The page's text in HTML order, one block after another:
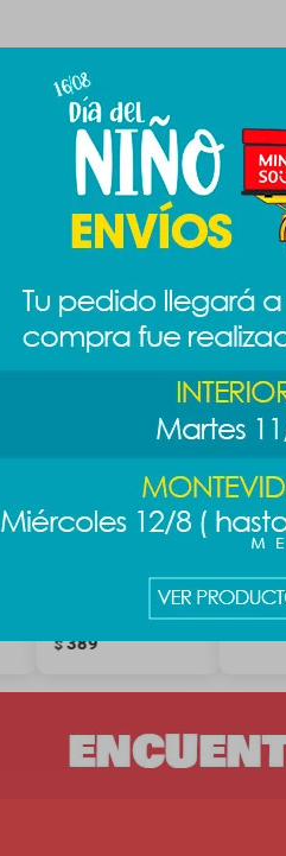
Productos que te
Snoopy 1.1lts -
$ 389
Cooky
$ 489